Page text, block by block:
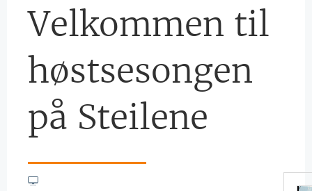
Velkommen til
høstsesongen
på Steilene